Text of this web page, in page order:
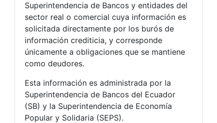
Superintendencia de Bancos y entidades del
sector real o comercial cuya información es
solicitada directamente por los burós de
información crediticia, y corresponde
únicamente a obligaciones que se mantiene
como deudores.
Esta información es administrada por la
Superintendencia de Bancos del Ecuador
(SB) y la Superintendencia de Economía
Popular y Solidaria (SEPS).